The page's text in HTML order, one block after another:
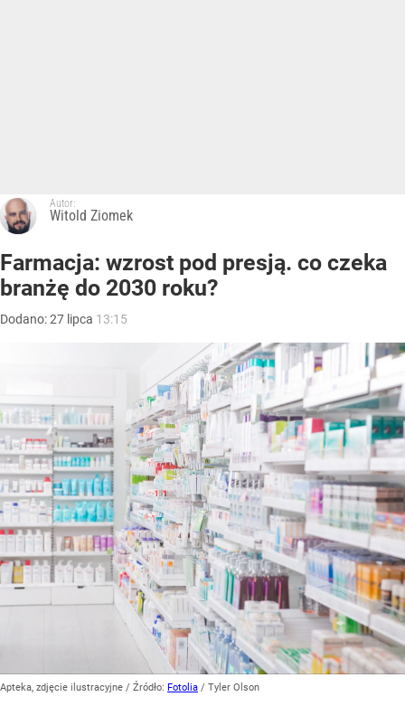
Autor:
Witold Ziomek
Farmacja: wzrost pod presją. co czeka
branżę do 2030 roku?
Dodano:27 lipca 13:15
Apteka, zdjęcie ilustracyjne / Źródło: Fotolia / Tyler Olson